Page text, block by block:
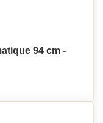
94 cm -